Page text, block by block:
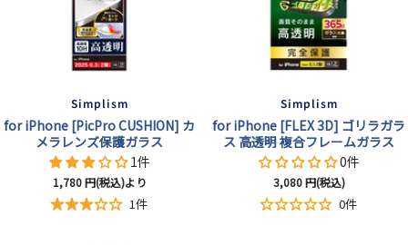
Simplism
for iPhone [PicPro CUSHION] カ
メラレンズ保護ガラス
1件
セ
ー
1,780円(税込)より
1件
Simplism
for iPhone [FLEX 3D] ゴリラガラ
ス 高透明 複合フレームガラス
0件
セ
ー
3,080円(税込)
0件